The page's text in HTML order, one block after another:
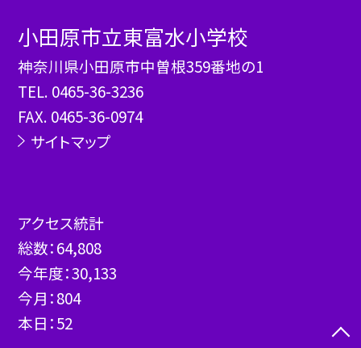
小田原市立東富水小学校
神奈川県小田原市中曽根359番地の1
TEL. 0465-36-3236
FAX. 0465-36-0974
サイトマップ
アクセス統計
総数：64,808
今年度：30,133
今月：804
本日：52